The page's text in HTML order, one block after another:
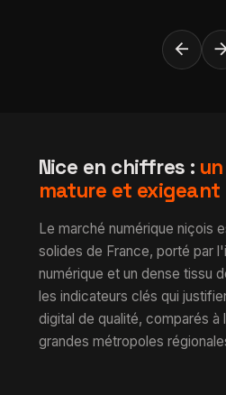
arrow_back
Nice en chiffres :
mature et exigeant
Le marché numérique niçois
solides de France, porté par
numérique et un dense tissu
les indicateurs clés qui
digital de qualité, comparés à
grandes métropoles